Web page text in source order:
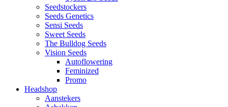
Seedstockers
Seeds Genetics
Sensi Seeds
Sweet Seeds
The Bulldog Seeds
Vision Seeds
Autoflowering
Feminized
Promo
Headshop
Aanstekers